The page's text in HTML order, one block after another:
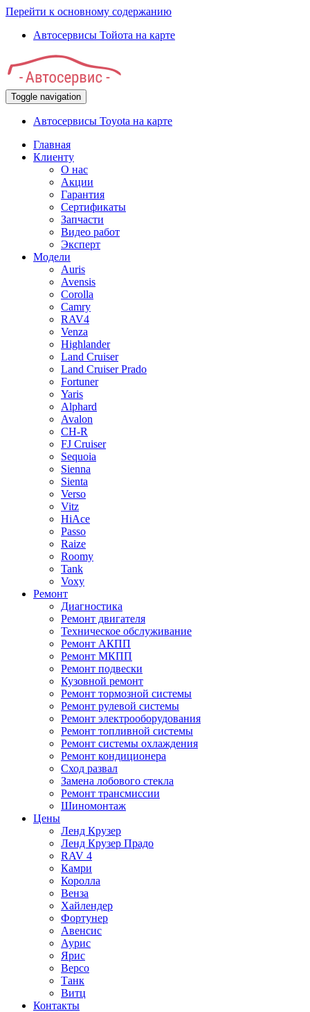
Перейти к основному содержанию
Автосервисы Тойота на карте
Toggle navigation
Автосервисы Toyota на карте
Главная
Клиенту
О нас
Акции
Гарантия
Сертификаты
Запчасти
Видео работ
Эксперт
Модели
Auris
Avensis
Corolla
Camry
RAV4
Venza
Highlander
Land Cruiser
Land Cruiser Prado
Fortuner
Yaris
Alphard
Avalon
CH-R
FJ Cruiser
Sequoia
Sienna
Sienta
Verso
Vitz
HiAce
Passo
Raize
Roomy
Tank
Voxy
Ремонт
Диагностика
Ремонт двигателя
Техническое обслуживание
Ремонт АКПП
Ремонт МКПП
Ремонт подвески
Кузовной ремонт
Ремонт тормозной системы
Ремонт рулевой системы
Ремонт электрооборудования
Ремонт топливной системы
Ремонт системы охлаждения
Ремонт кондиционера
Сход развал
Замена лобового стекла
Ремонт трансмиссии
Шиномонтаж
Цены
Ленд Крузер
Ленд Крузер Прадо
RAV 4
Камри
Королла
Венза
Хайлендер
Фортунер
Авенсис
Аурис
Ярис
Версо
Танк
Витц
Контакты